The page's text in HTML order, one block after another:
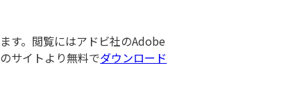
す。閲覧にはアドビ社のAdobe
サイトより無料でダウンロード